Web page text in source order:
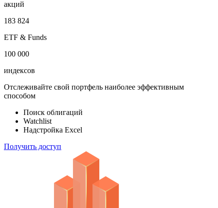
акций
183 824
ETF & Funds
100 000
индексов
Отслеживайте свой портфель наиболее эффективным
способом
Поиск облигаций
Watchlist
Надстройка Excel
Получить доступ